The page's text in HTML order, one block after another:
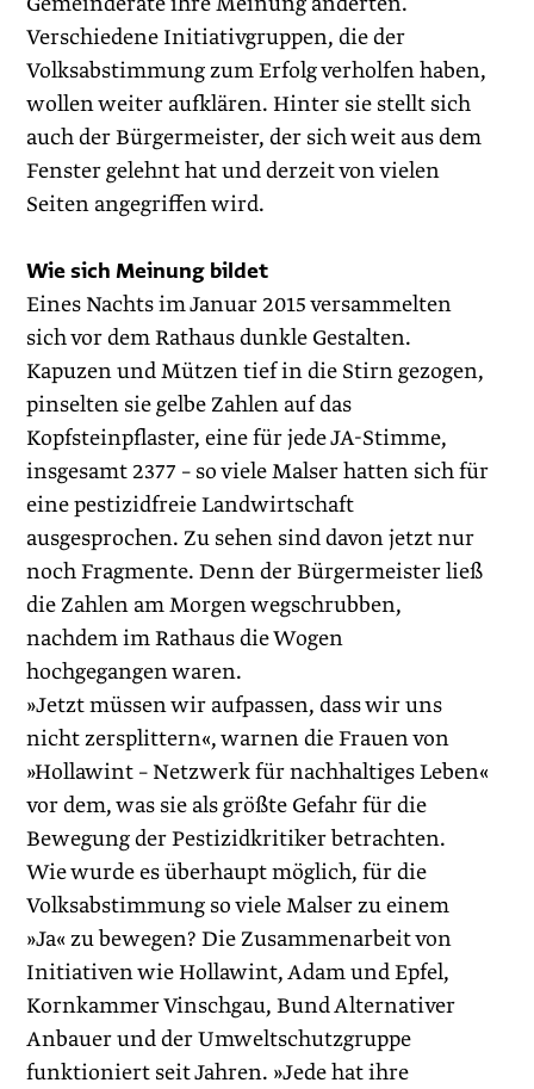
Verschiedene Initiativgruppen, die der
Volksabstimmung zum Erfolg verholfen haben,
wollen weiter aufklären. Hinter sie stellt sich
auch der Bürgermeister, der sich weit aus dem
Fenster gelehnt hat und derzeit von vielen
Seiten angegriffen wird.
Wie sich Meinung bildet
Eines Nachts im Januar 2015 versammelten
sich vor dem Rathaus dunkle Gestalten.
Kapuzen und Mützen tief in die Stirn gezogen,
pinselten sie gelbe Zahlen auf das
Kopfsteinpflaster, eine für jede JA-Stimme,
insgesamt 2377 – so viele Malser hatten sich für
eine pestizidfreie Landwirtschaft
ausgesprochen. Zu sehen sind davon jetzt nur
noch Fragmente. Denn der Bürgermeister ließ
die Zahlen am Morgen wegschrubben,
nachdem im Rathaus die Wogen
hochgegangen waren.
»Jetzt müssen wir aufpassen, dass wir uns
nicht zersplittern«, warnen die Frauen von
»Hollawint – Netzwerk für nachhaltiges Leben«
vor dem, was sie als größte Gefahr für die
Bewegung der Pestizidkritiker betrachten.
Wie wurde es überhaupt möglich, für die
Volksabstimmung so viele Malser zu einem
»Ja« zu bewegen? Die Zusammenarbeit von
Initiativen wie Hollawint, Adam und Epfel,
Kornkammer Vinschgau, Bund Alternativer
Anbauer und der Umweltschutzgruppe
funktio­niert seit Jahren. »Jede hat ihre